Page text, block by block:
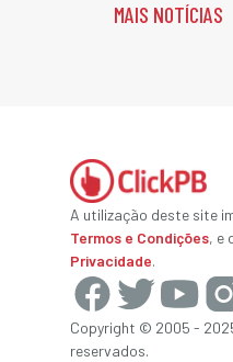
MAIS NOTÍCIAS
A utilização deste site
Termos e Condições, e
Privacidade.
Copyright © 2005 -
reservados.